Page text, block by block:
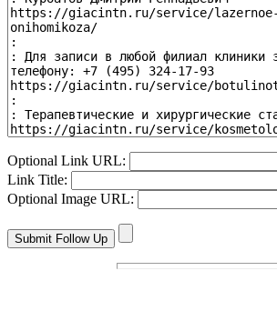
Optional Link URL:
Link Title:
Optional Image URL: